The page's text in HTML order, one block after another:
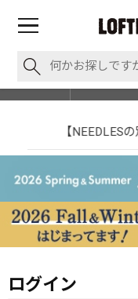
【NEEDLES
ログイン